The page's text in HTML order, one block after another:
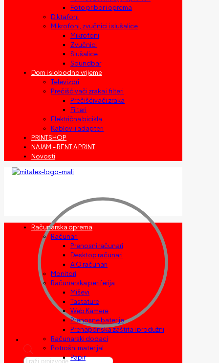
Foto pribor i oprema
Diktafoni
Mikrofoni, zvučnici i slušalice
Mikrofoni
Zvučnici
Slušalice
Soundbar
Dom i slobodno vrijeme
Televizori
Prečišćivači zraka i filteri
Prečišćivači zraka
Filteri
Električna bicikla
Kablovi i adapteri
PRINTSHOP
NAJAM – RENT A PRINT
Novosti
Products
Računarska oprema
Računari
Prenosni računari
Desktop računari
AIO računari
Monitori
Računarska periferija
Miševi
Tastature
Web Kamere
Prenosne baterije
Prenaponska zaštita i produžni
Računarski dodaci
Potrošni materijal
Papir